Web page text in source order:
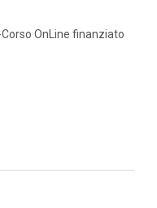
Corso OnLine finanziato